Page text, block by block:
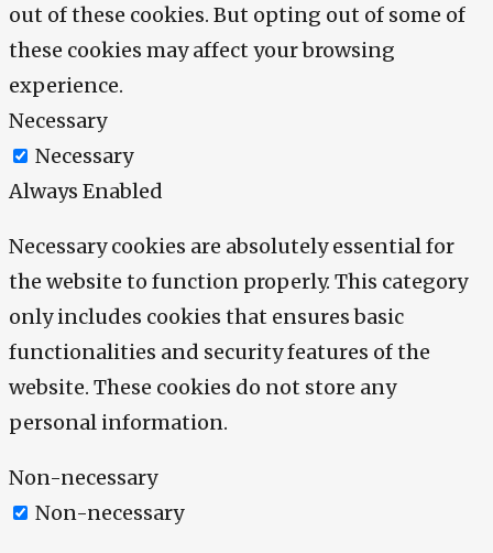
out of these cookies. But opting out of some of
these cookies may affect your browsing
experience.
Necessary
Necessary
Always Enabled
Necessary cookies are absolutely essential for
the website to function properly. This category
only includes cookies that ensures basic
functionalities and security features of the
website. These cookies do not store any
personal information.
Non-necessary
Non-necessary